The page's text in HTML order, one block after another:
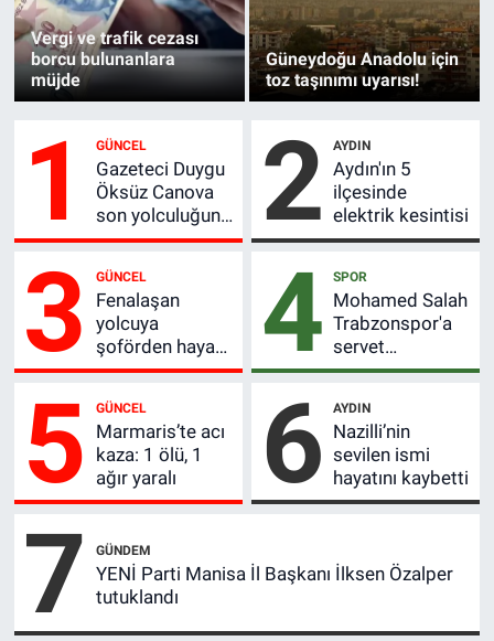
Vergi ve trafik cezası
borcu bulunanlara
müjde
Güneydoğu Anadolu için
toz taşınımı uyarısı!
1 GÜNCEL
Gazeteci Duygu
Öksüz Canova
son yolculuğuna
uğurlandı
2 AYDIN
Aydın'ın 5
ilçesinde
elektrik kesintisi
3 GÜNCEL
Fenalaşan
yolcuya
şoförden hayat
kurtaran
4 SPOR
Mohamed Salah
Trabzonspor'a
servet
kazandırdı
5 GÜNCEL
Marmaris’te acı
kaza: 1 ölü, 1
ağır yaralı
6 AYDIN
Nazilli’nin
sevilen ismi
hayatını kaybetti
7 GÜNDEM
YENİ Parti Manisa İl Başkanı İlksen Özalper
tutuklandı